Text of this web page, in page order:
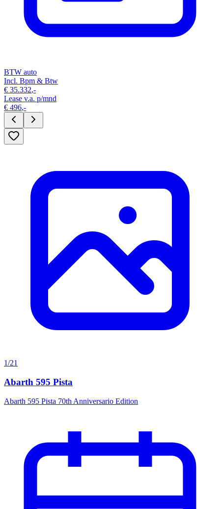
BTW auto
Incl. Bpm & Btw
€ 35.332,-
Lease v.a. p/mnd
€ 496,-
1/21
Abarth 595 Pista
Abarth 595 Pista 70th Anniversario Edition